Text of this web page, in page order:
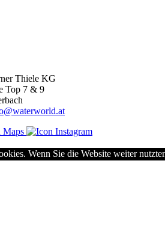
Thiele KG
Top 7 & 9
Wenn Sie die Website weiter